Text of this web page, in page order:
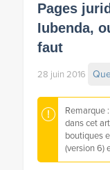
Pages
Iubenda,
faut
28 juin 2016
Remarque
dans cet
boutiques
(version 6)